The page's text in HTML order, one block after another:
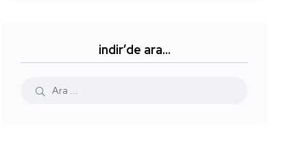
indir’de ara…